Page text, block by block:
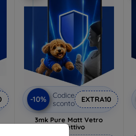
-10%
Codice
sconto
EXTRA10
3mk Pure Matt Vetro
protettivo